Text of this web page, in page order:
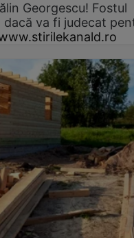
Georgescu! Fostul
va fi judecat